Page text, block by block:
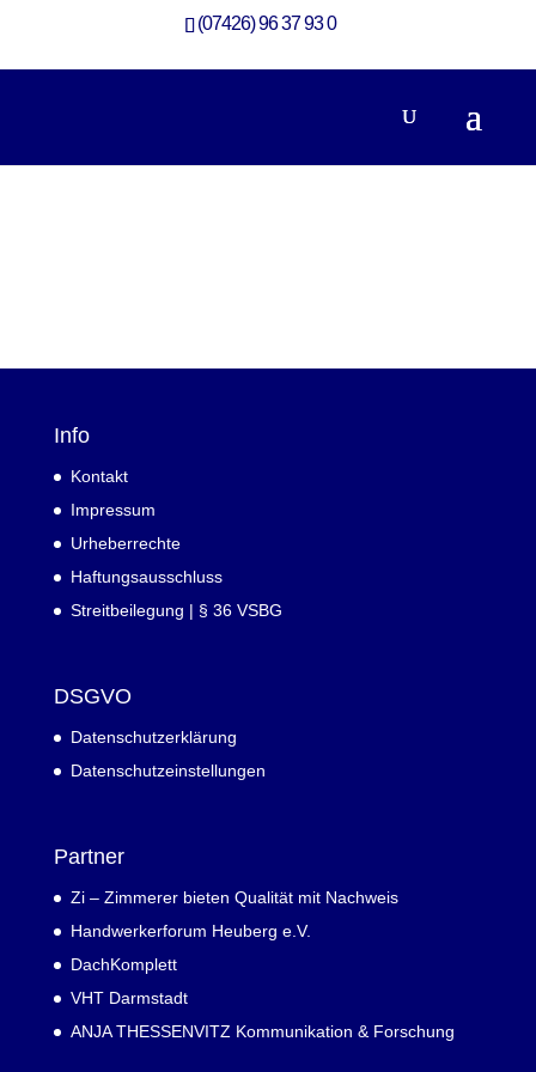
(07426) 96 37 93 0
Info
Kontakt
Impressum
Urheberrechte
Haftungsausschluss
Streitbeilegung | § 36 VSBG
DSGVO
Datenschutzerklärung
Datenschutzeinstellungen
Partner
Zi – Zimmerer bieten Qualität mit Nachweis
Handwerkerforum Heuberg e.V.
DachKomplett
VHT Darmstadt
ANJA THESSENVITZ Kommunikation & Forschung